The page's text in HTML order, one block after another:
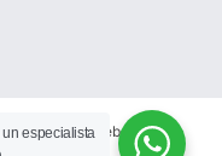
Cobalt Blue Web SC
un especialista